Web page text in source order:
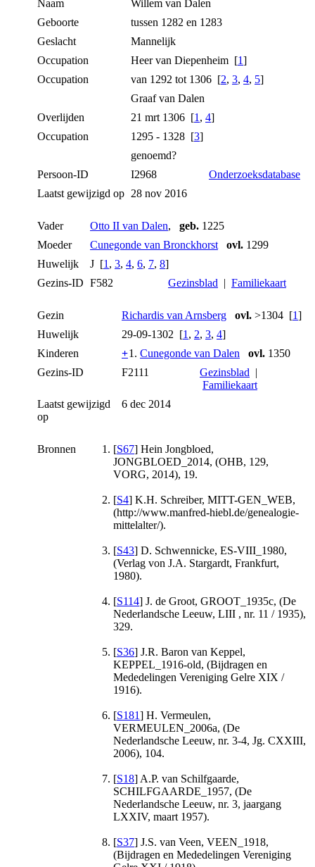
Naam Willem van Dalen
Geboorte
tussen 1282 en 1283
Geslacht
Mannelijk
Occupation
Heer van Diepenheim [1]
Occupation
van 1292 tot 1306 [2, 3, 4, 5]
Graaf van Dalen
Overlijden
21 mrt 1306 [1 , 4]
Occupation
1295 - 1328 [3]
genoemd?
Persoon-ID
I2968
Onderzoeksdatabase
Laatst gewijzigd op 28 nov 2016
Vader Otto II van Dalen, geb. 1225
Moeder
Cunegonde van Bronckhorst ovl. 1299
Huwelijk
J [1 , 3, 4, 6, 7, 8]
Gezins-ID F582 Gezinsblad | Familiekaart
Gezin Richardis van Arnsberg ovl. >1304 [1]
Huwelijk
29-09-1302 [1 , 2, 3, 4]
Kinderen
+1. Cunegonde van Dalen ovl. 1350
Gezins-ID
F2111 Gezinsblad |
Familiekaart
Laatst gewijzigd
op
6 dec 2014
Bronnen [S67] Hein Jongbloed,
JONGBLOED_2014, (OHB, 129,
VORG, 2014), 19.
[S4] K.H. Schreiber, MITT-GEN_WEB,
(http://www.manfred-hiebl.de/genealogie-
mittelalter/).
[S43] D. Schwennicke, ES-VIII_1980,
(Verlag von J.A. Stargardt, Frankfurt,
1980).
[S114] J. de Groot, GROOT_1935c, (De
Nederlandsche Leeuw, LIII , nr. 11 / 1935),
329.
[S36] J.R. Baron van Keppel,
KEPPEL_1916-old, (Bijdragen en
Mededelingen Vereniging Gelre XIX /
1916).
[S181] H. Vermeulen,
VERMEULEN_2006a, (De
Nederlandsche Leeuw, nr. 3-4, Jg. CXXIII,
2006), 104.
[S18] A.P. van Schilfgaarde,
SCHILFGAARDE_1957, (De
Nederlandsche Leeuw, nr. 3, jaargang
LXXIV, maart 1957).
[S37] J.S. van Veen, VEEN_1918,
(Bijdragen en Mededelingen Vereniging